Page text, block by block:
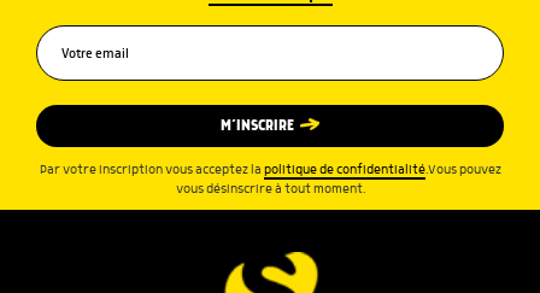
M’INSCRIRE
Par votre inscription vous acceptez la politique de confidentialité.Vous pouvez
vous désinscrire à tout moment.